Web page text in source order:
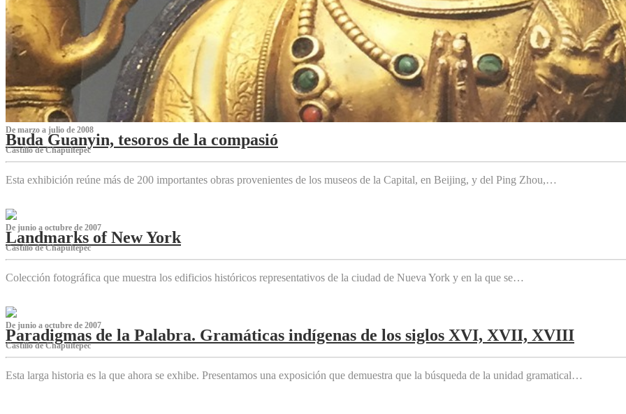
De marzo a julio de 2008
Buda Guanyin, tesoros de la compasió
Castillo de Chapultepec
Esta exhibición reúne más de 200 importantes obras provenientes de los museos de la Capital, en Beijing, y del Ping Zhou,…
De junio a octubre de 2007
Landmarks of New York
Castillo de Chapultepec
Colección fotográfica que muestra los edificios históricos representativos de la ciudad de Nueva York y en la que se…
De junio a octubre de 2007
Paradigmas de la Palabra. Gramáticas indígenas de los siglos XVI, XVII, XVIII
Castillo de Chapultepec
Esta larga historia es la que ahora se exhibe. Presentamos una exposición que demuestra que la búsqueda de la unidad gramatical…